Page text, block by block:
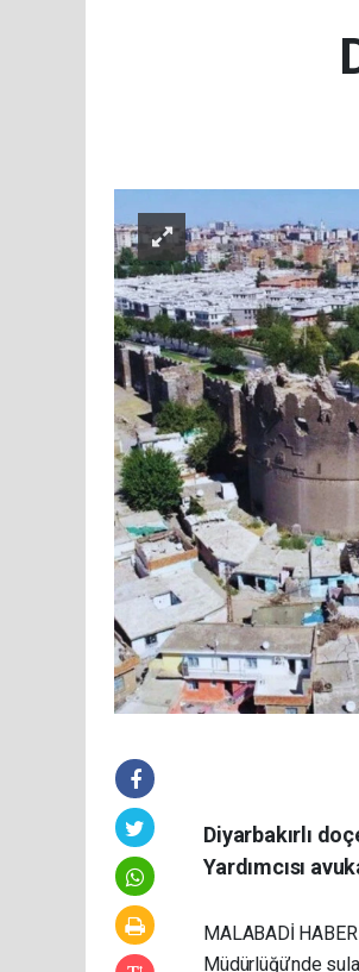
Diyarbakırlı
Yardımcısı
MALABADİ
Müdürlüğü’nde